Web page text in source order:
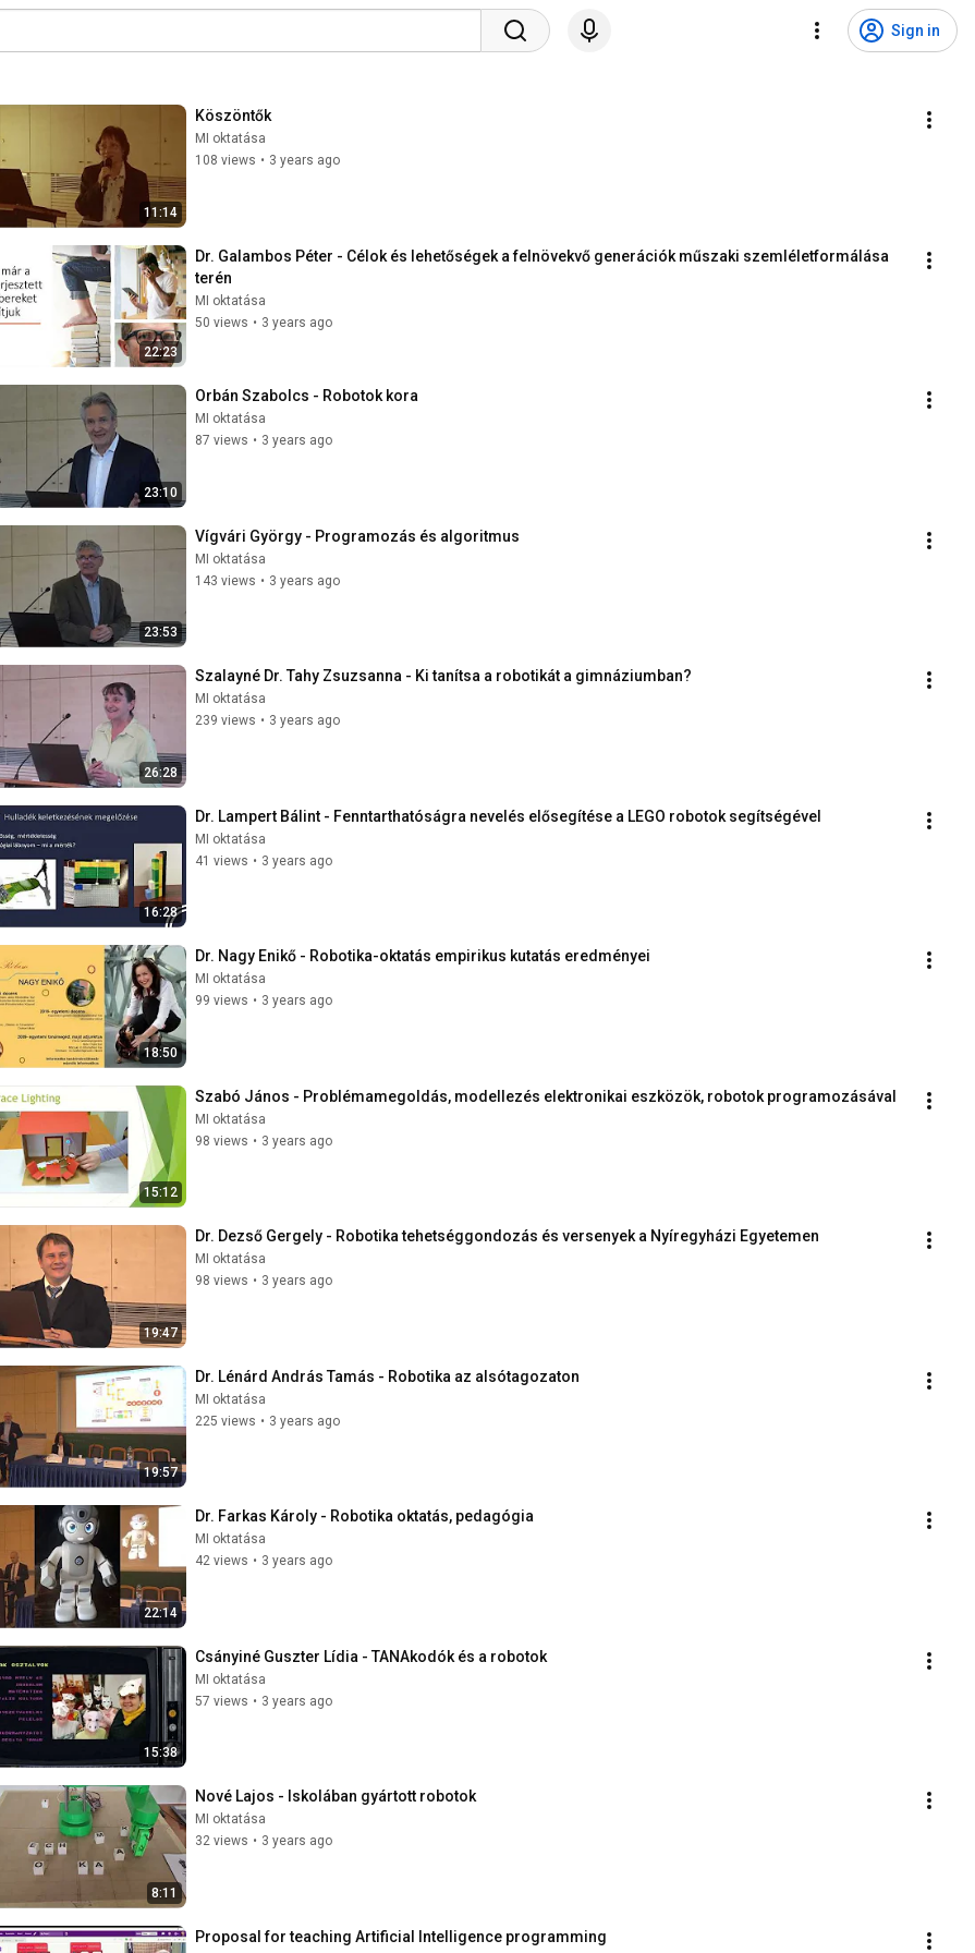
Sign in
11:14
Köszöntők
MI oktatása
108 views • 3 years ago
22:23
Dr. Galambos Péter - Célok és lehetőségek a felnövekvő generációk műszaki szemléletformálása
terén
MI oktatása
50 views • 3 years ago
23:10
Orbán Szabolcs - Robotok kora
MI oktatása
87 views • 3 years ago
23:53
Vígvári György - Programozás és algoritmus
MI oktatása
143 views • 3 years ago
26:28
Szalayné Dr. Tahy Zsuzsanna - Ki tanítsa a robotikát a gimnáziumban?
MI oktatása
239 views • 3 years ago
16:28
Dr. Lampert Bálint - Fenntarthatóságra nevelés elősegítése a LEGO robotok segítségével
MI oktatása
41 views • 3 years ago
18:50
Dr. Nagy Enikő - Robotika-oktatás empirikus kutatás eredményei
MI oktatása
99 views • 3 years ago
15:12
Szabó János - Problémamegoldás, modellezés elektronikai eszközök, robotok programozásával
MI oktatása
98 views • 3 years ago
19:47
Dr. Dezső Gergely - Robotika tehetséggondozás és versenyek a Nyíregyházi Egyetemen
MI oktatása
98 views • 3 years ago
19:57
Dr. Lénárd András Tamás - Robotika az alsótagozaton
MI oktatása
225 views • 3 years ago
22:14
Dr. Farkas Károly - Robotika oktatás, pedagógia
MI oktatása
42 views • 3 years ago
15:38
Csányiné Guszter Lídia - TANAkodók és a robotok
MI oktatása
57 views • 3 years ago
8:11
Nové Lajos - Iskolában gyártott robotok
MI oktatása
32 views • 3 years ago
Proposal for teaching Artificial Intelligence programming